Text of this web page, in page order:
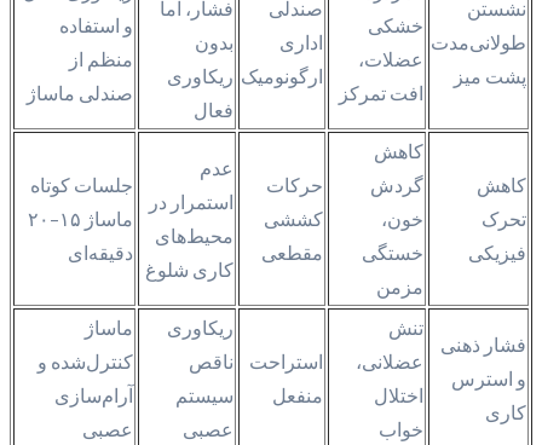
نشستن
طولانی‌مدت
پشت میز
خشکی
عضلات،
افت تمرکز
صندلی
اداری
ارگونومیک
فشار، اما
بدون
ریکاوری
فعال
و استفاده
منظم از
صندلی ماساژ
کاهش
تحرک
فیزیکی
کاهش
گردش
خون،
خستگی
مزمن
حرکات
کششی
مقطعی
عدم
استمرار در
محیط‌های
کاری شلوغ
جلسات کوتاه
ماساژ ۱۵–۲۰
دقیقه‌ای
فشار ذهنی
و استرس
کاری
تنش
عضلانی،
اختلال
خواب
استراحت
منفعل
ریکاوری
ناقص
سیستم
عصبی
ماساژ
کنترل‌شده و
آرام‌سازی
عصبی